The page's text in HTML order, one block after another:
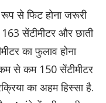
रूप से फिट होना जरूरी
सेंटीमीटर और छाती
का फुलाव होना
कम से कम 150 सेंटीमीटर
का अहम हिस्सा है.